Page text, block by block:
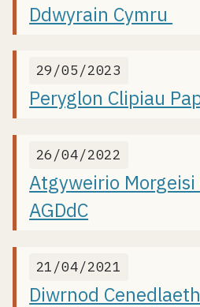
Ddwyrain Cymru
29/05/2023
Peryglon Clipiau
26/04/2022
Atgyweirio Morgeisi
AGDdC
21/04/2021
Diwrnod